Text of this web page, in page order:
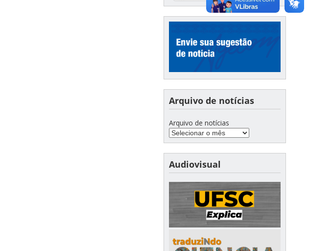
Arquivo de notícias
Arquivo de notícias
Audiovisual